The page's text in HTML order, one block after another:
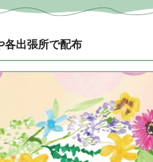
各出張所で配布